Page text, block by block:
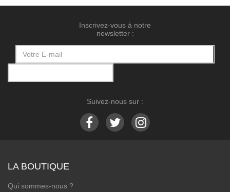
Inscrivez-vous à notre
newsletter :
Suivez-nous sur :
LA BOUTIQUE
Qui sommes-nous ?